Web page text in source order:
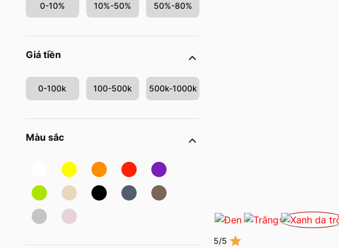
0-10% 10%-50% 50%-80%
Giá tiền
0-100k 100-500k 500k-1000k
Màu sắc
5/5